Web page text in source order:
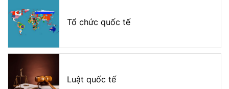
Tổ chức quốc tế
Luật quốc tế